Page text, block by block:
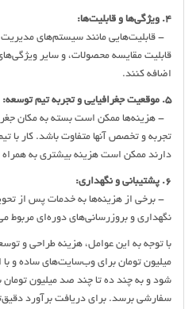
4. ویژگی‌ها و قابلیت‌ها:
- قابلیت‌هایی مانند سیستم‌های مدیریت
قابلیت مقایسه محصولات، و سایر
اضافه کنند.
5. موقعیت جغرافیایی و تجربه تیم توسعه:
- هزینه‌ها ممکن است بسته به مکان
تجربه و تخصص آنها متفاوت باشد. کار با
دارند ممکن است هزینه بیشتری به همراه
6. پشتیبانی و نگهداری:
- برخی از هزینه‌ها به خدمات پس از
نگهداری و بروزرسانی‌های دوره‌ای مربوط
با توجه به این عوامل، هزینه طراحی و
میلیون تومان برای وب‌سایت‌های ساده و با
شود و به چند ده تا چند صد میلیون
سفارشی برسد. برای دریافت برآورد